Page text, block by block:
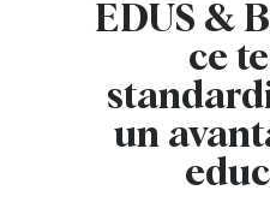
EDUS &
ce
un